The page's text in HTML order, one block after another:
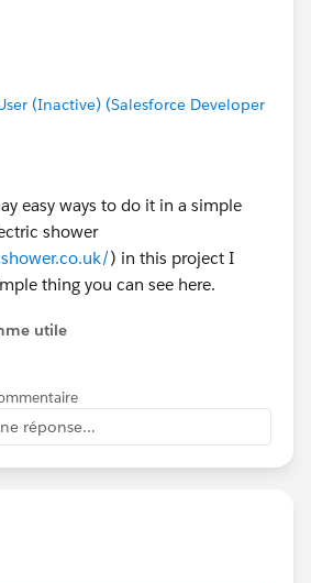
(Inactive) (Salesforce Developer
easy ways to do it in a simple
shower
) in this project I
thing you can see here.
utile
réponse...